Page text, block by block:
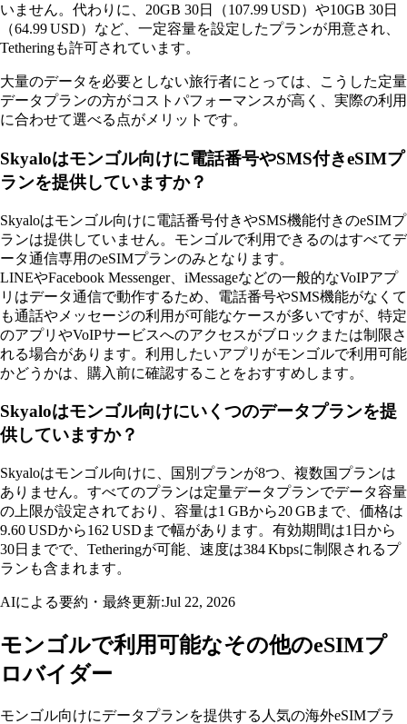
いません。代わりに、20GB 30日（107.99 USD）や10GB 30日
（64.99 USD）など、一定容量を設定したプランが用意され、
Tetheringも許可されています。
大量のデータを必要としない旅行者にとっては、こうした定量
データプランの方がコストパフォーマンスが高く、実際の利用
に合わせて選べる点がメリットです。
Skyaloはモンゴル向けに電話番号やSMS付きeSIMプ
ランを提供していますか？
Skyaloはモンゴル向けに電話番号付きやSMS機能付きのeSIMプ
ランは提供していません。モンゴルで利用できるのはすべてデ
ータ通信専用のeSIMプランのみとなります。
LINEやFacebook Messenger、iMessageなどの一般的なVoIPアプ
リはデータ通信で動作するため、電話番号やSMS機能がなくて
も通話やメッセージの利用が可能なケースが多いですが、特定
のアプリやVoIPサービスへのアクセスがブロックまたは制限さ
れる場合があります。利用したいアプリがモンゴルで利用可能
かどうかは、購入前に確認することをおすすめします。
Skyaloはモンゴル向けにいくつのデータプランを提
供していますか？
Skyaloはモンゴル向けに、国別プランが8つ、複数国プランは
ありません。すべてのプランは定量データプランでデータ容量
の上限が設定されており、容量は1 GBから20 GBまで、価格は
9.60 USDから162 USDまで幅があります。有効期間は1日から
30日までで、Tetheringが可能、速度は384 Kbpsに制限されるプ
ランも含まれます。
AIによる要約・最終更新:Jul 22, 2026
モンゴルで利用可能なその他のeSIMプ
ロバイダー
モンゴル向けにデータプランを提供する人気の海外eSIMブラ